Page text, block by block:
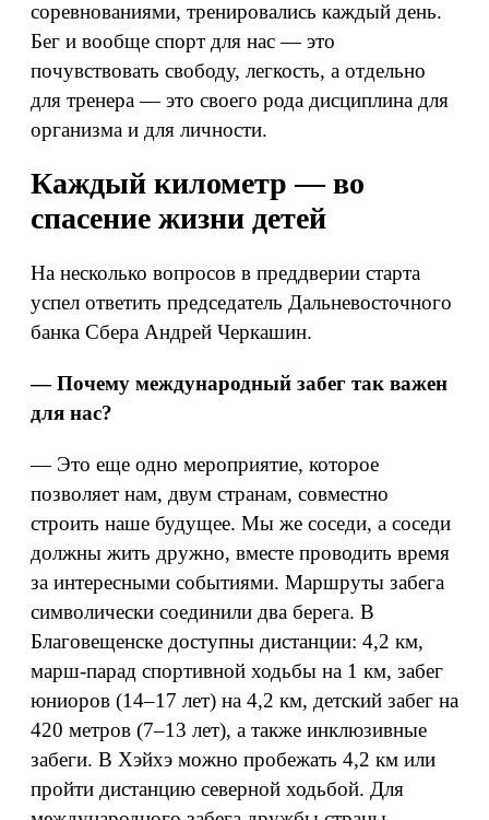
соревнованиями, тренировались каждый день.
Бег и вообще спорт для нас — это
почувствовать свободу, легкость, а отдельно
для тренера — это своего рода дисциплина для
организма и для личности.
Каждый километр — во
спасение жизни детей
На несколько вопросов в преддверии старта
успел ответить председатель Дальневосточного
банка Сбера Андрей Черкашин.
— Почему международный забег так важен
для нас?
— Это еще одно мероприятие, которое
позволяет нам, двум странам, совместно
строить наше будущее. Мы же соседи, а соседи
должны жить дружно, вместе проводить время
за интересными событиями. Маршруты забега
символически соединили два берега. В
Благовещенске доступны дистанции: 4,2 км,
марш-парад спортивной ходьбы на 1 км, забег
юниоров (14–17 лет) на 4,2 км, детский забег на
420 метров (7–13 лет), а также инклюзивные
забеги. В Хэйхэ можно пробежать 4,2 км или
пройти дистанцию северной ходьбой. Для